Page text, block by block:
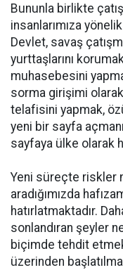
Bununla birlikte
insanlarımıza
Devlet, savaş
yurttaşlarını
muhasebesini
sorma girişimi olarak
telafisini yapmak,
yeni bir sayfa
sayfaya ülke olarak
Yeni süreçte riskler
aradığımızda
hatırlatmaktadır.
sonlandıran şeyler
biçimde tehdit
üzerinden